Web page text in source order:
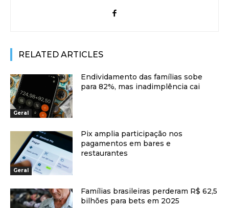
RELATED ARTICLES
Geral
Endividamento das famílias sobe
para 82%, mas inadimplência cai
Geral
Pix amplia participação nos
pagamentos em bares e
restaurantes
Famílias brasileiras perderam R$ 62,5
bilhões para bets em 2025